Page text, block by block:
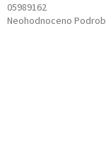
05989162
Průměrné
Neohodnoceno